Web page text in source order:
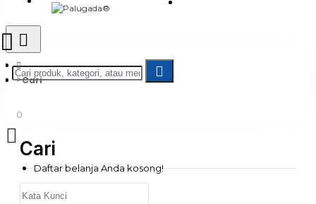
0
Daftar belanja Anda kosong!
Cari
Cari